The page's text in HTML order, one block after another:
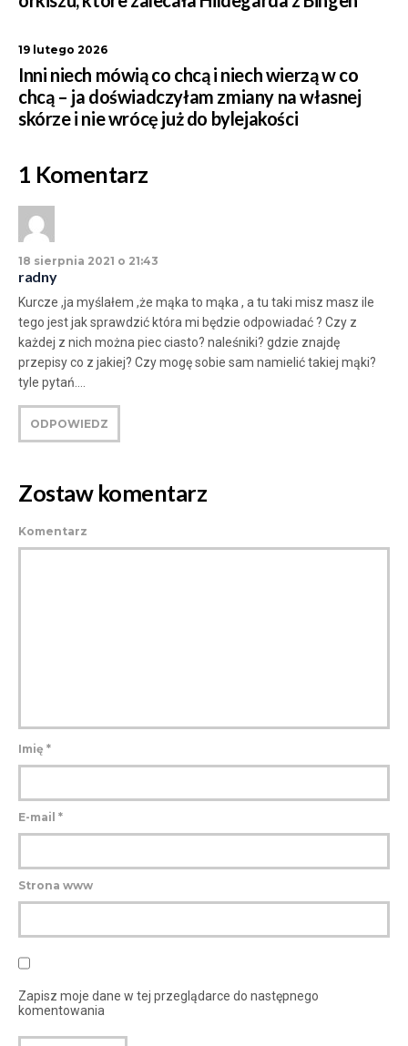
19 lutego 2026
Inni niech mówią co chcą i niech wierzą w co
chcą – ja doświadczyłam zmiany na własnej
skórze i nie wrócę już do bylejakości
1 Komentarz
18 sierpnia 2021 o 21:43
radny
Kurcze ,ja myślałem ,że mąka to mąka , a tu taki misz masz ile
tego jest jak sprawdzić która mi będzie odpowiadać ? Czy z
każdej z nich można piec ciasto? naleśniki? gdzie znajdę
przepisy co z jakiej? Czy mogę sobie sam namielić takiej mąki?
tyle pytań….
ODPOWIEDZ
Zostaw komentarz
Komentarz
Imię *
E-mail *
Strona www
Zapisz moje dane w tej przeglądarce do następnego
komentowania